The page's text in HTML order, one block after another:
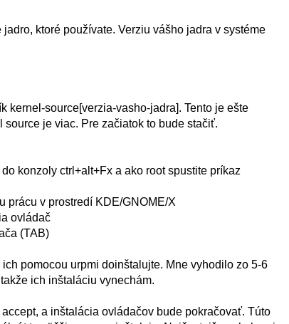
ktoré používate. Verziu vášho jadra v systéme
kernel-source[verzia-vasho-jadra]. Tento je ešte
je viac. Pre začiatok to bude stačiť.
konzoly ctrl+alt+Fx a ako root spustite príkaz
prácu v prostredí KDE/GNOME/X
ovládač
(TAB)
pomocou urpmi doinštalujte. Mne vyhodilo zo 5-6
ich inštaláciu vynechám.
a inštalácia ovládačov bude pokračovať. Túto